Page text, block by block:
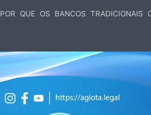
POR QUE OS BANCOS TRADICIONAIS